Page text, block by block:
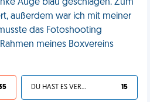
Auge blau geschlagen. Zum
außerdem war ich mit meiner
das Fotoshooting
meines Boxvereins
DU HAST ES VERDIENT 15